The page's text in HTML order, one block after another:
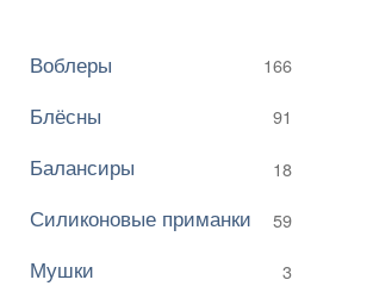
Воблеры 166
Блёсны 91
Балансиры 18
Силиконовые приманки 59
Мушки 3